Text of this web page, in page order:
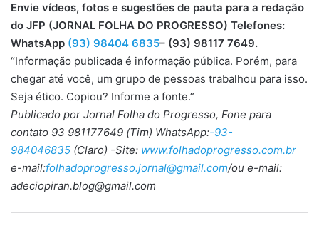
Envie vídeos, fotos e sugestões de pauta para a redação
do JFP (JORNAL FOLHA DO PROGRESSO) Telefones:
WhatsApp (93) 98404 6835– (93) 98117 7649.
“Informação publicada é informação pública. Porém, para
chegar até você, um grupo de pessoas trabalhou para isso.
Seja ético. Copiou? Informe a fonte.”
Publicado por Jornal Folha do Progresso, Fone para
contato 93 981177649 (Tim) WhatsApp:-93-
984046835 (Claro) -Site: www.folhadoprogresso.com.br
e-mail:folhadoprogresso.jornal@gmail.com/ou e-mail:
adeciopiran.blog@gmail.com